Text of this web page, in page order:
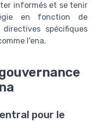
informés et se tenir
en fonction de
spécifiques
l'ena.
pour le